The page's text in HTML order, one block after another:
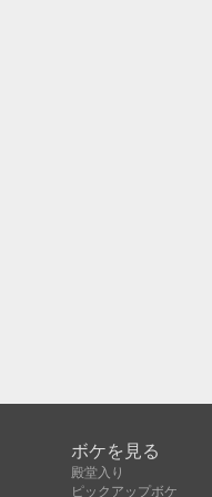
ボケを見る
殿堂入り
ピックアップボケ